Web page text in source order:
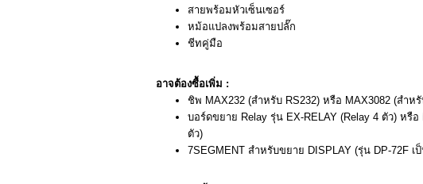
สายพร้อมหัวเซ็นเซอร์
หม้อแปลงพร้อมสายปลั๊ก
ชีทคู่มือ
อาจต้องซื้อเพิ่ม :
ชิพ MAX232 (สำหรับ RS232) หรือ MAX3082 (สำหรั
บอร์ดขยาย Relay รุ่น EX-RELAY (Relay 4 ตัว) หรือ
ตัว)
7SEGMENT สำหรับขยาย DISPLAY (รุ่น DP-72F เ